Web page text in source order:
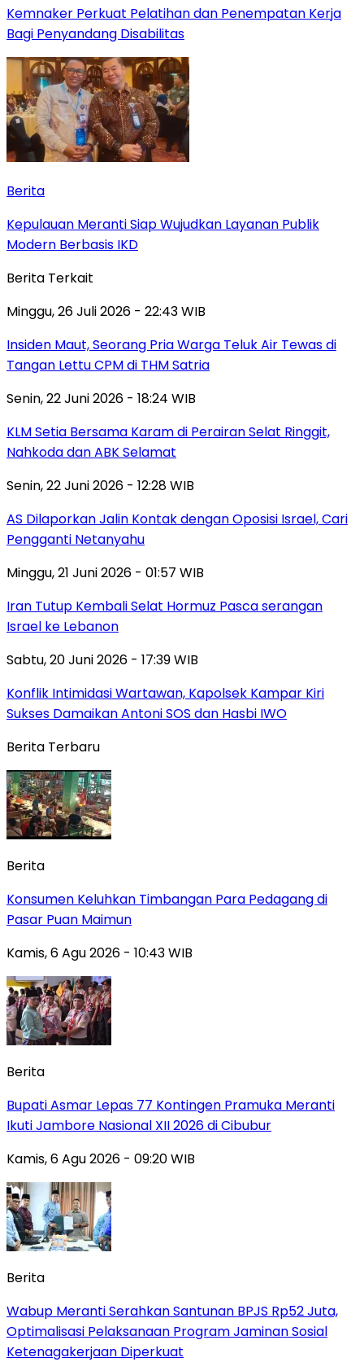
Kemnaker Perkuat Pelatihan dan Penempatan Kerja
Bagi Penyandang Disabilitas
Berita
Kepulauan Meranti Siap Wujudkan Layanan Publik
Modern Berbasis IKD
Berita Terkait
Minggu, 26 Juli 2026 - 22:43 WIB
Insiden Maut, Seorang Pria Warga Teluk Air Tewas di
Tangan Lettu CPM di THM Satria
Senin, 22 Juni 2026 - 18:24 WIB
KLM Setia Bersama Karam di Perairan Selat Ringgit,
Nahkoda dan ABK Selamat
Senin, 22 Juni 2026 - 12:28 WIB
AS Dilaporkan Jalin Kontak dengan Oposisi Israel, Cari
Pengganti Netanyahu
Minggu, 21 Juni 2026 - 01:57 WIB
Iran Tutup Kembali Selat Hormuz Pasca serangan
Israel ke Lebanon
Sabtu, 20 Juni 2026 - 17:39 WIB
Konflik Intimidasi Wartawan, Kapolsek Kampar Kiri
Sukses Damaikan Antoni SOS dan Hasbi IWO
Berita Terbaru
Berita
Konsumen Keluhkan Timbangan Para Pedagang di
Pasar Puan Maimun
Kamis, 6 Agu 2026 - 10:43 WIB
Berita
Bupati Asmar Lepas 77 Kontingen Pramuka Meranti
Ikuti Jambore Nasional XII 2026 di Cibubur
Kamis, 6 Agu 2026 - 09:20 WIB
Berita
Wabup Meranti Serahkan Santunan BPJS Rp52 Juta,
Optimalisasi Pelaksanaan Program Jaminan Sosial
Ketenagakerjaan Diperkuat